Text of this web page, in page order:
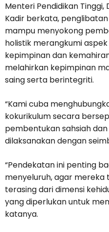
Menteri Pendidikan
Kadir berkata,
mampu menyokong
holistik merangkumi
kepimpinan dan
melahirkan kepimpinan
saing serta berintegriti.
“Kami cuba
kokurikulum secara
pembentukan sahsiah
dilaksanakan dengan
“Pendekatan ini penting
menyeluruh, agar
terasing dari dimensi
yang diperlukan untuk
katanya.